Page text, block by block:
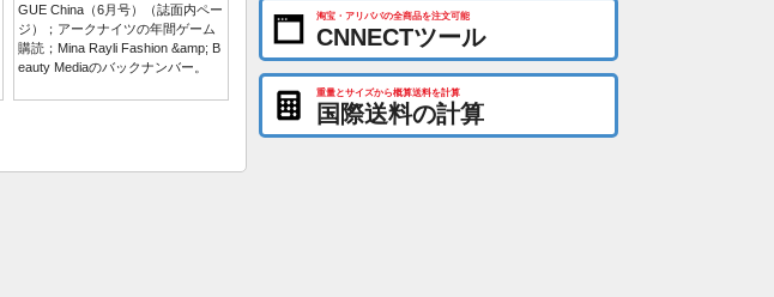
GUE China（6月号）（誌面内ペー
ジ）；アークナイツの年間ゲーム
購読；Mina Rayli Fashion &amp; B
eauty Mediaのバックナンバー。
淘宝・アリババの全商品を注文可能
CNNECTツール
重量とサイズから概算送料を計算
国際送料の計算